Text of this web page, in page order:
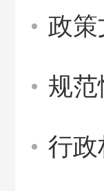
政策
规范
行政